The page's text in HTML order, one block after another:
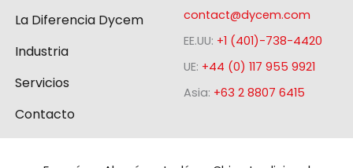
d
i
n
o
o
g
r
La Diferencia Dycem
Industria
Servicios
Contacto
contact@dycem.com
EE.UU: +1 (401)-738-4420
UE: +44 (0) 117 955 9921
Asia: +63 2 8807 6415